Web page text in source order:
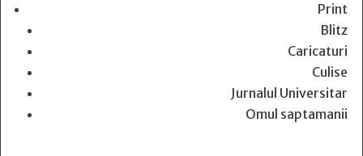
Print
Blitz
Caricaturi
Culise
Jurnalul Universitar
Omul saptamanii